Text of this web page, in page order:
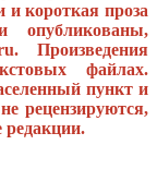
и короткая проза
Произведения
файлах.
пункт и
рецензируются,
редакции.